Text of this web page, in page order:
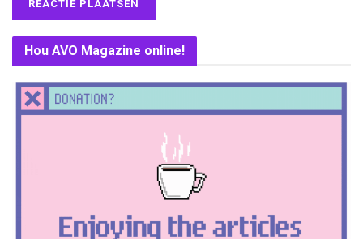
Hou AVO Magazine online!